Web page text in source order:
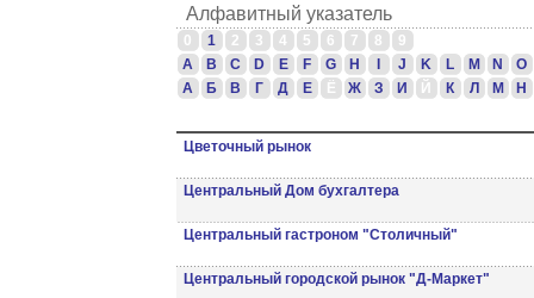
Алфавитный указатель
0 1 2 3 4 5 6 7 8
9
A
B C D E F G H J K L M N
O
А
Б В Г Д Е Ё Ж З И Й К Л М Н
Цветочный рынок
Центральный Дом бухгалтера
Центральный гастроном "Столичный"
Центральный городской рынок "Д-Маркет"